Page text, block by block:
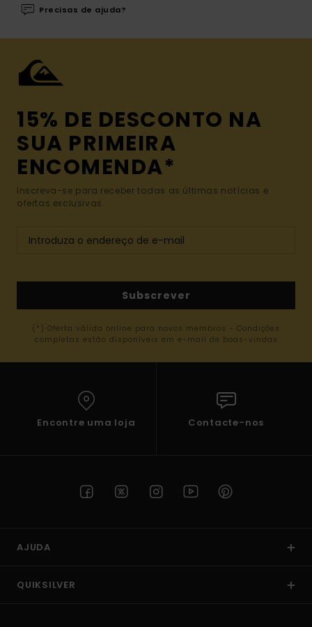
Precisas de ajuda?
15% DE DESCONTO NA
SUA PRIMEIRA
ENCOMENDA*
Inscreva-se para receber todas as últimas notícias e
ofertas exclusivas.
Subscrever
(*) Oferta válida online para novos membros - Condições
completas estão disponíveis em e-mail de boas-vindas
Encontre uma loja Contacte-nos
AJUDA
QUIKSILVER